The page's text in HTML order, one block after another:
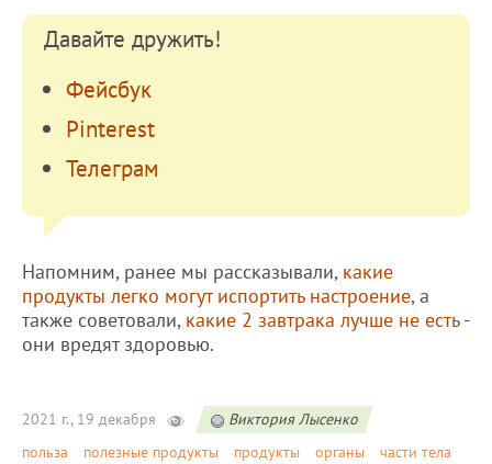
Давайте дружить!
Фейсбук
Pinterest
Телеграм
Напомним, ранее мы рассказывали, какие
продукты легко могут испортить настроение, а
также советовали, какие 2 завтрака лучше не есть-
они вредят здоровью.
2021 г., 19 декабря
Виктория Лысенко
польза
полезные продукты продукты органы части тела